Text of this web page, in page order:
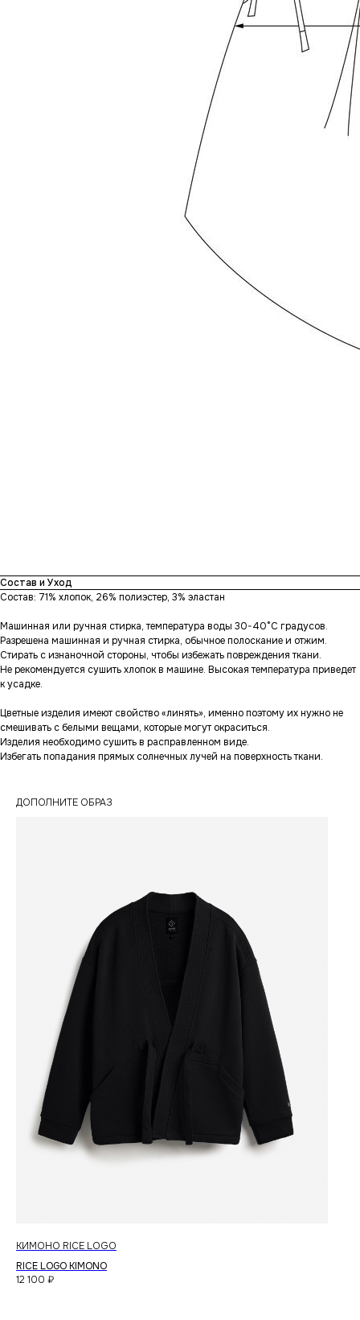
Состав и Уход
Состав: 71% хлопок, 26% полиэстер, 3% эластан
Машинная или ручная стирка, температура воды 30-40°С градусов.
Разрешена машинная и ручная стирка, обычное полоскание и отжим.
Стирать с изнаночной стороны, чтобы избежать повреждения ткани.
Не рекомендуется сушить хлопок в машине. Высокая температура приведет
к усадке.
Цветные изделия имеют свойство «линять», именно поэтому их нужно не
смешивать с белыми вещами, которые могут окраситься.
Изделия необходимо сушить в расправленном виде.
Избегать попадания прямых солнечных лучей на поверхность ткани.
ДОПОЛНИТЕ ОБРАЗ
КИМОНО RICE LOGO
RICE LOGO KIMONO
12 100 ₽